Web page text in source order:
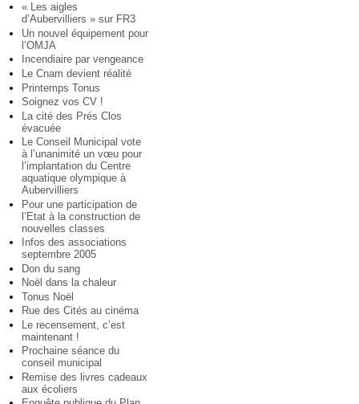
« Les aigles
d’Aubervilliers » sur FR3
Un nouvel équipement pour
l’OMJA
Incendiaire par vengeance
Le Cnam devient réalité
Printemps Tonus
Soignez vos CV !
La cité des Prés Clos
évacuée
Le Conseil Municipal vote
à l’unanimité un vœu pour
l’implantation du Centre
aquatique olympique à
Aubervilliers
Pour une participation de
l’Etat à la construction de
nouvelles classes
Infos des associations
septembre 2005
Don du sang
Noël dans la chaleur
Tonus Noël
Rue des Cités au cinéma
Le recensement, c’est
maintenant !
Prochaine séance du
conseil municipal
Remise des livres cadeaux
aux écoliers